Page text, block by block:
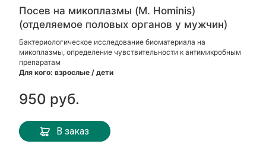
Посев на микоплазмы (M. Hominis)
(отделяемое половых органов у мужчин)
Бактериологическое исследование биоматериала на
микоплазмы, определение чувствительности к антимикробным
препаратам
Для кого: взрослые / дети
950 руб.
В заказ